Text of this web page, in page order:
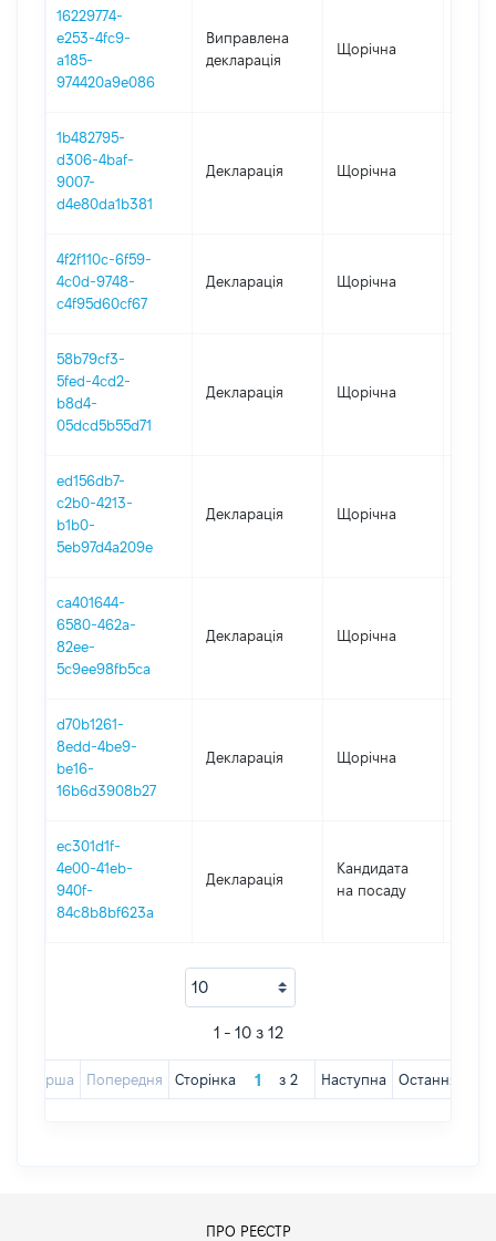
16229774-
e253-4fc9-
a185-
974420a9e086
Виправлена
декларація
Щорічна
1b482795-
d306-4baf-
9007-
d4e80da1b381
Декларація Щорічна
4f2f110c-6f59-
4c0d-9748-
c4f95d60cf67
Декларація Щорічна
58b79cf3-
5fed-4cd2-
b8d4-
05dcd5b55d71
Декларація Щорічна
ed156db7-
c2b0-4213-
b1b0-
5eb97d4a209e
Декларація Щорічна
ca401644-
6580-462a-
82ee-
5c9ee98fb5ca
Декларація Щорічна
d70b1261-
8edd-4be9-
be16-
16b6d3908b27
Декларація Щорічна
ec301d1f-
4e00-41eb-
940f-
84c8b8bf623a
Декларація
Кандидата
на посаду
1 - 10 з 12
Перша Попередня Сторінка з 2 Наступна Остання
ПРО РЕЄСТР